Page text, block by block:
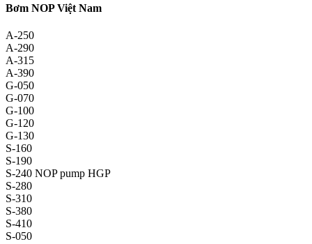
Bơm NOP Việt Nam
A-250
A-290
A-315
A-390
G-050
G-070
G-100
G-120
G-130
S-160
S-190
S-240 NOP pump HGP
S-280
S-310
S-380
S-410
S-050